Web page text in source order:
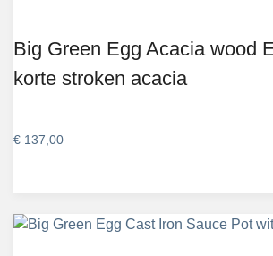
Big Green Egg Acacia wood
korte stroken acacia
€ 137,00